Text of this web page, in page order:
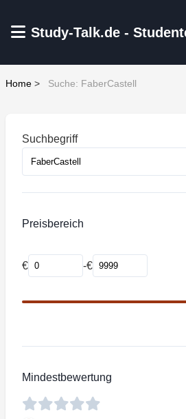
Study-Talk.de -
Home > Suche: FaberCastell
Suchbegriff
Preisbereich
Mindestpreis
€ -
Maximalpreis
€
Mindestbewertung